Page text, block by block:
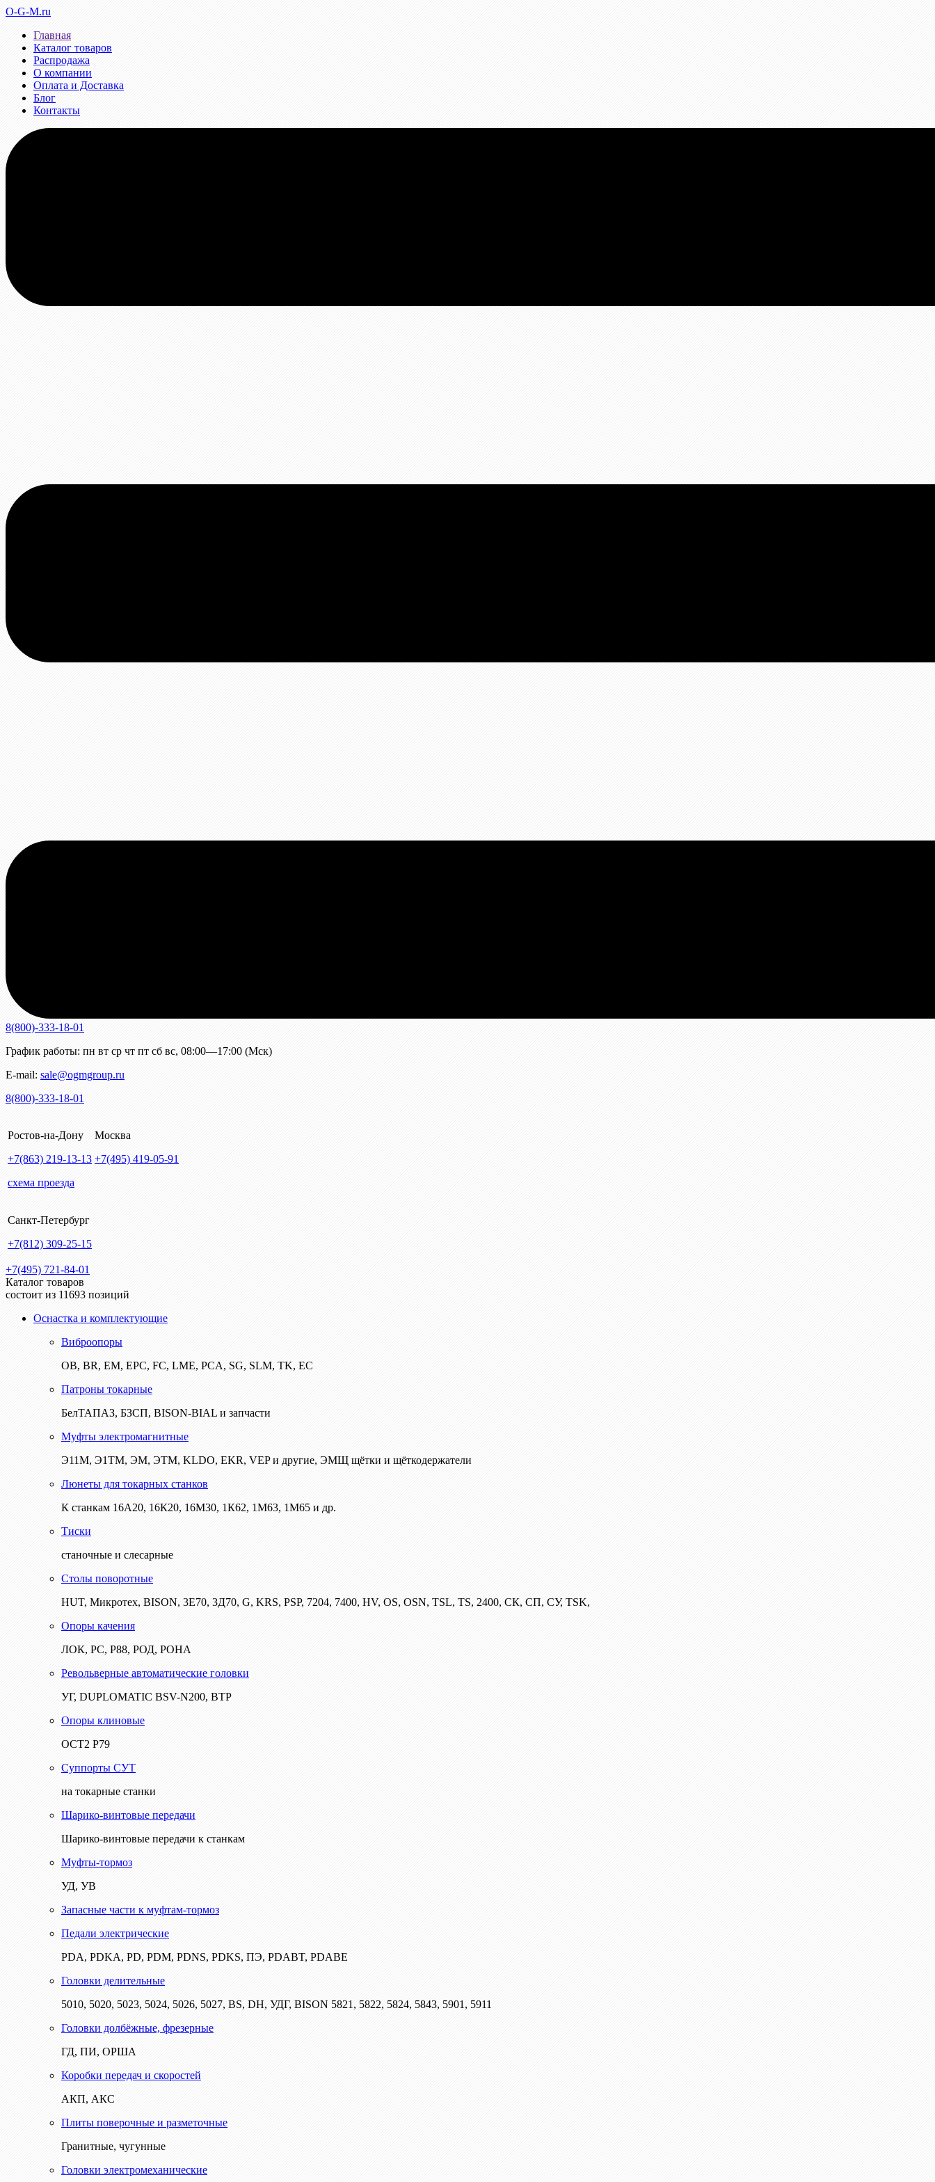
O-G-M.ru
Главная
Каталог товаров
Распродажа
О компании
Оплата и Доставка
Блог
Контакты
8(800)-333-18-01
График работы: пн вт ср чт пт сб вс, 08:00—17:00 (Мск)
E-mail: sale@ogmgroup.ru
8(800)-333-18-01
Ростов-на-Дону
+7(863) 219-13-13
схема проезда
Москва
+7(495) 419-05-91
Санкт-Петербург
+7(812) 309-25-15
+7(495) 721-84-01
Каталог товаров
состоит из 11693 позиций
Оснастка и комплектующие
Виброопоры
ОВ, BR, EM, EPC, FC, LME, PCA, SG, SLM, TK, EC
Патроны токарные
БелТАПАЗ, БЗСП, BISON-BIAL и запчасти
Муфты электромагнитные
Э11М, Э1ТМ, ЭМ, ЭТМ, KLDO, EKR, VEP и другие, ЭМЩ щётки и щёткодержатели
Люнеты для токарных станков
К станкам 16А20, 16К20, 16М30, 1К62, 1М63, 1М65 и др.
Тиски
станочные и слесарные
Столы поворотные
HUT, Микротех, BISON, 3Е70, 3Д70, G, KRS, PSP, 7204, 7400, HV, OS, OSN, TSL, TS, 2400, СК, СП, СУ, TSK,
Опоры качения
ЛОК, РС, Р88, РОД, РОНА
Револьверные автоматические головки
УГ, DUPLOMATIC BSV-N200, ВТР
Опоры клиновые
ОСТ2 Р79
Суппорты СУТ
на токарные станки
Шарико-винтовые передачи
Шарико-винтовые передачи к станкам
Муфты-тормоз
УД, УВ
Запасные части к муфтам-тормоз
Педали электрические
PDA, PDKA, PD, PDM, PDNS, PDKS, ПЭ, PDABT, PDABE
Головки делительные
5010, 5020, 5023, 5024, 5026, 5027, BS, DH, УДГ, BISON 5821, 5822, 5824, 5843, 5901, 5911
Головки долбёжные, фрезерные
ГД, ПИ, ОРША
Коробки передач и скоростей
АКП, АКС
Плиты поверочные и разметочные
Гранитные, чугунные
Головки электромеханические